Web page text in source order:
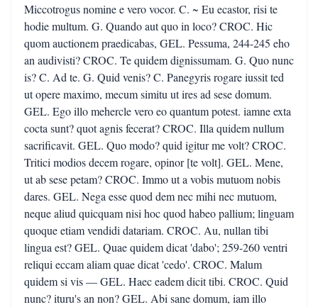
Miccotrogus nomine e vero vocor. C. ~ Eu ecastor, risi te
hodie multum. G. Quando aut quo in loco? CROC. Hic
quom auctionem praedicabas, GEL. Pessuma, 244-245 eho
an audivisti? CROC. Te quidem dignissumam. G. Quo nunc
is? C. Ad te. G. Quid venis? C. Panegyris rogare iussit ted
ut opere maximo, mecum simitu ut ires ad sese domum.
GEL. Ego illo mehercle vero eo quantum potest. iamne exta
cocta sunt? quot agnis fecerat? CROC. Illa quidem nullum
sacrificavit. GEL. Quo modo? quid igitur me volt? CROC.
Tritici modios decem rogare, opinor [te volt]. GEL. Mene,
ut ab sese petam? CROC. Immo ut a vobis mutuom nobis
dares. GEL. Nega esse quod dem nec mihi nec mutuom,
neque aliud quicquam nisi hoc quod habeo pallium; linguam
quoque etiam vendidi datariam. CROC. Au, nullan tibi
lingua est? GEL. Quae quidem dicat 'dabo'; 259-260 ventri
reliqui eccam aliam quae dicat 'cedo'. CROC. Malum
quidem si vis — GEL. Haec eadem dicit tibi. CROC. Quid
nunc? ituru's an non? GEL. Abi sane domum, iam illo